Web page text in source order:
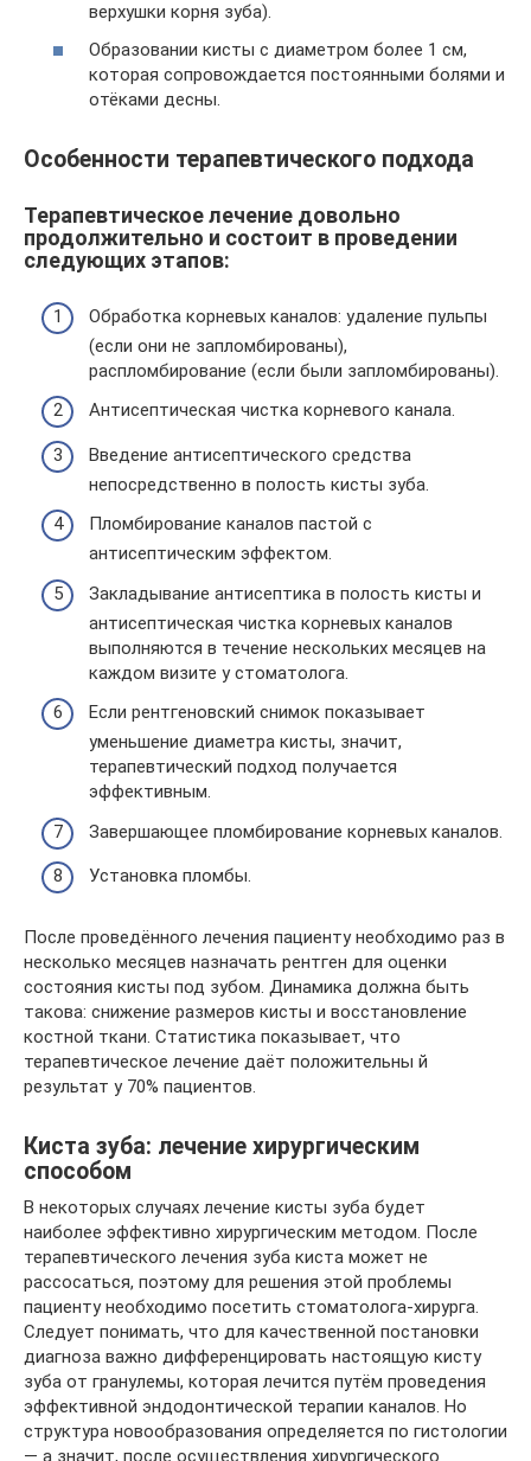
верхушки корня зуба).
Образовании кисты с диаметром более 1 см,
которая сопровождается постоянными болями и
отёками десны.
Особенности терапевтического подхода
Терапевтическое лечение довольно
продолжительно и состоит в проведении
следующих этапов:
Обработка корневых каналов: удаление пульпы
(если они не запломбированы),
распломбирование (если были запломбированы).
Антисептическая чистка корневого канала.
Введение антисептического средства
непосредственно в полость кисты зуба.
Пломбирование каналов пастой с
антисептическим эффектом.
Закладывание антисептика в полость кисты и
антисептическая чистка корневых каналов
выполняются в течение нескольких месяцев на
каждом визите у стоматолога.
Если рентгеновский снимок показывает
уменьшение диаметра кисты, значит,
терапевтический подход получается
эффективным.
Завершающее пломбирование корневых каналов.
Установка пломбы.
После проведённого лечения пациенту необходимо раз в
несколько месяцев назначать рентген для оценки
состояния кисты под зубом. Динамика должна быть
такова: снижение размеров кисты и восстановление
костной ткани. Статистика показывает, что
терапевтическое лечение даёт положительны й
результат у 70% пациентов.
Киста зуба: лечение хирургическим
способом
В некоторых случаях лечение кисты зуба будет
наиболее эффективно хирургическим методом. После
терапевтического лечения зуба киста может не
рассосаться, поэтому для решения этой проблемы
пациенту необходимо посетить стоматолога-хирурга.
Следует понимать, что для качественной постановки
диагноза важно дифференцировать настоящую кисту
зуба от гранулемы, которая лечится путём проведения
эффективной эндодонтической терапии каналов. Но
структура новообразования определяется по гистологии
— а значит, после осуществления хирургического